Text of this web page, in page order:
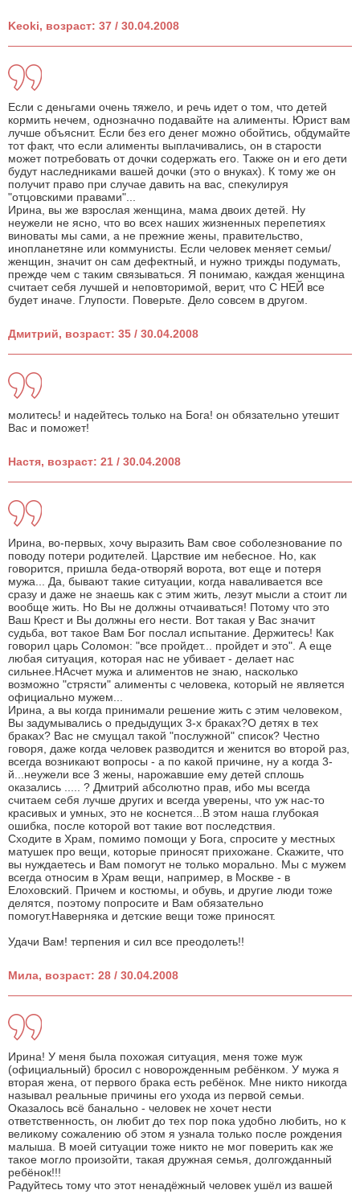
Keoki, возраст: 37 / 30.04.2008
Если с деньгами очень тяжело, и речь идет о том, что детей
кормить нечем, однозначно подавайте на алименты. Юрист вам
лучше объяснит. Если без его денег можно обойтись, обдумайте
тот факт, что если алименты выплачивались, он в старости
может потребовать от дочки содержать его. Также он и его дети
будут наследниками вашей дочки (это о внуках). К тому же он
получит право при случае давить на вас, спекулируя
"отцовскими правами"...
Ирина, вы же взрослая женщина, мама двоих детей. Ну
неужели не ясно, что во всех наших жизненных перепетиях
виноваты мы сами, а не прежние жены, правительство,
инопланетяне или коммунисты. Если человек меняет семьи/
женщин, значит он сам дефектный, и нужно трижды подумать,
прежде чем с таким связываться. Я понимаю, каждая женщина
считает себя лучшей и неповторимой, верит, что С НЕЙ все
будет иначе. Глупости. Поверьте. Дело совсем в другом.
Дмитрий, возраст: 35 / 30.04.2008
молитесь! и надейтесь только на Бога! он обязательно утешит
Вас и поможет!
Настя, возраст: 21 / 30.04.2008
Ирина, во-первых, хочу выразить Вам свое соболезнование по
поводу потери родителей. Царствие им небесное. Но, как
говорится, пришла беда-отворяй ворота, вот еще и потеря
мужа... Да, бывают такие ситуации, когда наваливается все
сразу и даже не знаешь как с этим жить, лезут мысли а стоит ли
вообще жить. Но Вы не должны отчаиваться! Потому что это
Ваш Крест и Вы должны его нести. Вот такая у Вас значит
судьба, вот такое Вам Бог послал испытание. Держитесь! Как
говорил царь Соломон: "все пройдет... пройдет и это". А еще
любая ситуация, которая нас не убивает - делает нас
сильнее.НАсчет мужа и алиментов не знаю, насколько
возможно "стрясти" алименты с человека, который не является
официально мужем...
Ирина, а вы когда принимали решение жить с этим человеком,
Вы задумывались о предыдущих 3-х браках?О детях в тех
браках? Вас не смущал такой "послужной" список? Честно
говоря, даже когда человек разводится и женится во второй раз,
всегда возникают вопросы - а по какой причине, ну а когда 3-
й...неужели все 3 жены, нарожавшие ему детей сплошь
оказались ..... ? Дмитрий абсолютно прав, ибо мы всегда
считаем себя лучше других и всегда уверены, что уж нас-то
красивых и умных, это не коснется...В этом наша глубокая
ошибка, после которой вот такие вот последствия.
Сходите в Храм, помимо помощи у Бога, спросите у местных
матушек про вещи, которые приносят прихожане. Скажите, что
вы нуждаетесь и Вам помогут не только морально. Мы с мужем
всегда относим в Храм вещи, например, в Москве - в
Елоховский. Причем и костюмы, и обувь, и другие люди тоже
делятся, поэтому попросите и Вам обязательно
помогут.Наверняка и детские вещи тоже приносят.
Удачи Вам! терпения и сил все преодолеть!!
Мила, возраст: 28 / 30.04.2008
Ирина! У меня была похожая ситуация, меня тоже муж
(официальный) бросил с новорожденным ребёнком. У мужа я
вторая жена, от первого брака есть ребёнок. Мне никто никогда
называл реальные причины его ухода из первой семьи.
Оказалось всё банально - человек не хочет нести
ответственность, он любит до тех пор пока удобно любить, но к
великому сожалению об этом я узнала только после рождения
малыша. В моей ситуации тоже никто не мог поверить как же
такое могло произойти, такая дружная семья, долгожданный
ребёнок!!!
Радуйтесь тому что этот ненадёжный человек ушёл из вашей